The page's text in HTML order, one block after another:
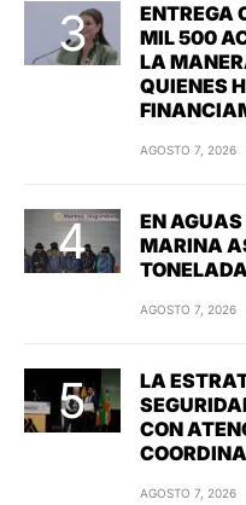
ENTREGA
MIL 500
LA
QUIENES
AGOSTO 7, 2026
EN AGUAS
MARINA
AGOSTO 7, 2026
LA
CON
AGOSTO 7, 2026